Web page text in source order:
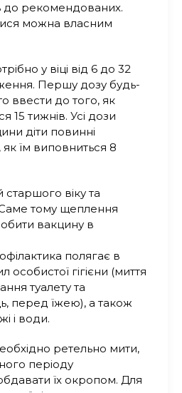
до рекомендованих.
можна власним
у віці від 6 до 32
Першу дозу будь-
ввести до того, як
15 тижнів. Усі дози
діти повинні
їм виповниться 8
старшого віку та
тому щеплення
вакцину в
полягає в
особистої гігієни (миття
туалету та
перед їжею), а також
і води.
ретельно мити,
періоду
їх окропом. Для